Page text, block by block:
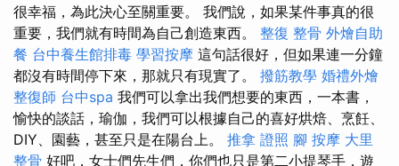
很幸福，為此決心至關重要。 我們說，如果某件事真的很
重要，我們就有時間為自己創造東西。 整復 整骨 外燴自助
餐 台中養生館排毒 學習按摩 這句話很好，但如果連一分鐘
都沒有時間停下來，那就只有現實了。 撥筋教學 婚禮外燴
整復師 台中spa 我們可以拿出我們想要的東西，一本書，
愉快的談話，瑜伽，我們可以根據自己的喜好烘焙、烹飪、
DIY、園藝，甚至只是在陽台上。 推拿 證照 腳 按摩 大里
整骨 好吧，女士們先生們，你們也只是第二小提琴手，遊